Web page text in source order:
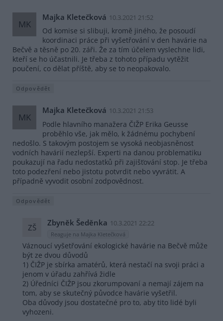
MK
Majka Kletečková 10.3.2021 21:52
Od komise si slibuji, kromě jiného, že posoudí
koordinaci práce při vyšetřování v den havárie na
Bečvě a těsně po 20. záři. Že za tím účelem vyslechne lidi,
kteří se ho účastnili. Je třeba z tohoto případu vytěžit
poučení, co dělat příště, aby se to neopakovalo.
Odpovědět
MK
Majka Kletečková 10.3.2021 21:53
Podle hlavního manažera ČIŽP Erika Geusse
proběhlo vše, jak mělo, k žádnému pochybení
nedošlo. S takovým postojem se vysoká neobjasněnost
vodních havárií nezlepší. Experti na danou problematiku
poukazují na řadu nedostatků při zajišťování stop. Je třeba
toto podezření nebo jistotu potvrdit nebo vyvrátit. A
případně vyvodit osobní zodpovědnost.
Odpovědět
ZŠ Zbyněk Šeděnka 10.3.2021 22:22
Reaguje na Majka Kletečková
Váznoucí vyšetřování ekologické havárie na Bečvě může
být ze dvou důvodů
1) ČIŽP je sbírka amatérů, která nestačí na svoji práci a
jenom v úřadu zahřívá židle
2) Úředníci ČIŽP jsou zkorumpovaní a nemají zájem na
tom, aby se skutečný původce havárie vyšetřil.
Oba důvody jsou dostatečné pro to, aby tito lidé byli
vyhozeni.